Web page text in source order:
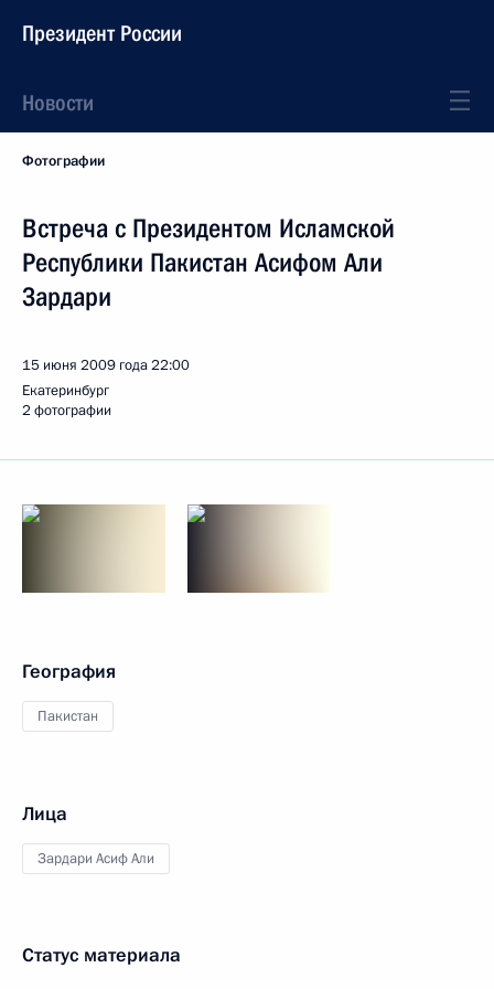
Президент России
Новости
Фотографии
Встреча с Президентом Исламской
Республики Пакистан Асифом Али
Зардари
15 июня 2009 года22:00
Екатеринбург
2 фотографии
География
Пакистан
Лица
Зардари Асиф Али
Статус материала